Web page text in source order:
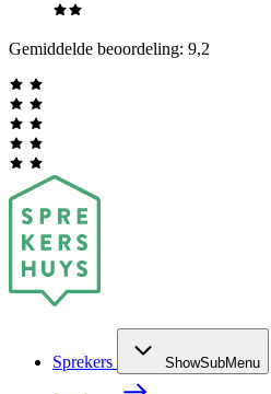
Gemiddelde beoordeling: 9,2
Sprekers ShowSubMenu